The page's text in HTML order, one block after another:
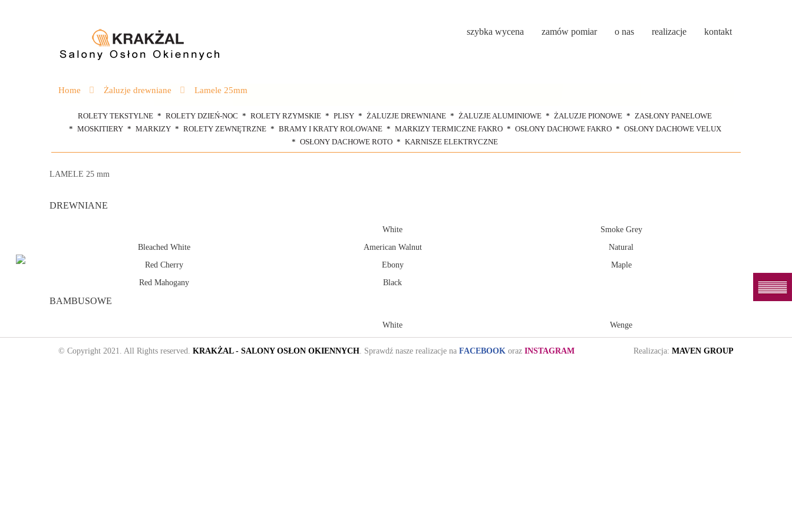
szybka wycena zamów pomiar o nas realizacje kontakt
Home Żaluzje drewniane Lamele 25mm
ROLETY TEKSTYLNE ROLETY DZIEŃ-NOC ROLETY RZYMSKIE PLISY ŻALUZJE DREWNIANE ŻALUZJE ALUMINIOWE ŻALUZJE PIONOWE
ZASŁONY PANELOWE
MOSKITIERY
MARKIZY ROLETY ZEWNĘTRZNE BRAMY I KRATY ROLOWANE MARKIZY TERMICZNE FAKRO OSŁONY DACHOWE FAKRO
OSŁONY DACHOWE VELUX
OSŁONY DACHOWE ROTO
KARNISZE ELEKTRYCZNE
LAMELE 25 mm
DREWNIANE
White
Smoke Grey
Bleached White
American Walnut
Natural
Red Cherry
Ebony
Maple
Red Mahogany
Black
BAMBUSOWE
White Wenge
© Copyright 2021. All Rights reserved. KRAKŻAL - SALONY OSŁON OKIENNYCH. Sprawdź nasze realizacje na FACEBOOKoraz INSTAGRAM Realizacja:MAVEN GROUP